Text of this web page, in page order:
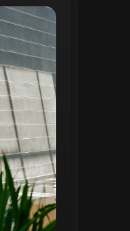
Verdes do
de
e
e estado
fluxos de
atividades
e
ajudam
a
do